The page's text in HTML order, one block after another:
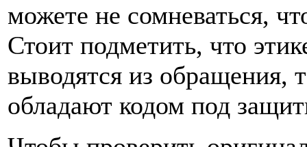
можете не сомневаться,
Стоит подметить, что
выводятся из обращения,
обладают кодом под